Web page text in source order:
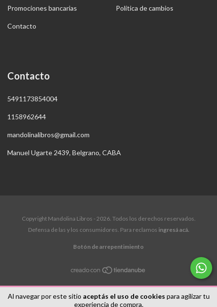
Al navegar por este sitio aceptás el uso de cookies para agilizar tu
experiencia de compra.
Promociones bancarias Política de cambios
Contacto
Contacto
5491173854004
1158962644
mandolinalibros@gmail.com
Manuel Ugarte 2439, Belgrano, CABA
Copyright Mandolina Libros - 2026. Todos los derechos reservados.
Defensa de las y los consumidores. Para reclamos ingresá acá.
Botón de arrepentimiento